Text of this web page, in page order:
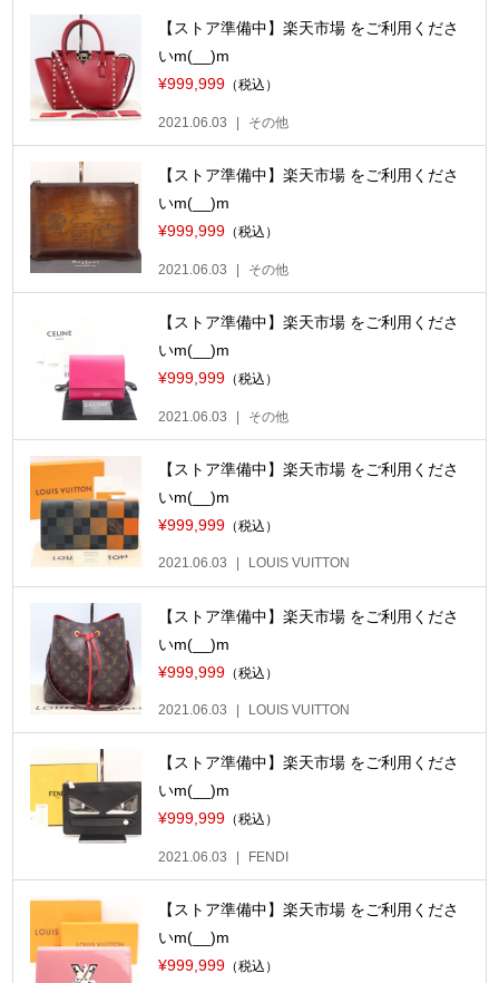
【ストア準備中】楽天市場 をご利用くださ
いm(__)m
¥999,999 （税込）
2021.06.03 その他
【ストア準備中】楽天市場 をご利用くださ
いm(__)m
¥999,999 （税込）
2021.06.03 その他
【ストア準備中】楽天市場 をご利用くださ
いm(__)m
¥999,999 （税込）
2021.06.03 その他
【ストア準備中】楽天市場 をご利用くださ
いm(__)m
¥999,999 （税込）
2021.06.03 LOUIS VUITTON
【ストア準備中】楽天市場 をご利用くださ
いm(__)m
¥999,999 （税込）
2021.06.03 LOUIS VUITTON
【ストア準備中】楽天市場 をご利用くださ
いm(__)m
¥999,999 （税込）
2021.06.03 FENDI
【ストア準備中】楽天市場 をご利用くださ
いm(__)m
¥999,999 （税込）